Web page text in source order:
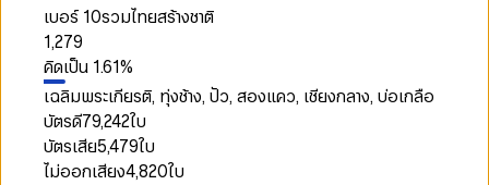
เบอร์ 10รวมไทยสร้างชาติ
1,279
คิดเป็น 1.61%
เฉลิมพระเกียรติ, ทุ่งช้าง, ปัว, สองแคว, เชียงกลาง, บ่อเกลือ
บัตรดี79,242ใบ
บัตรเสีย5,479ใบ
ไม่ออกเสียง4,820ใบ